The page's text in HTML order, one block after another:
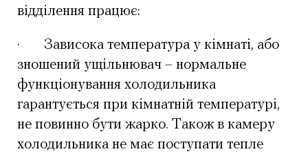
відділення працює:
·
Зависока температура у кімнаті, або
зношений ущільнювач – нормальне
функціонування холодильника
гарантується при кімнатній температурі,
не повинно бути жарко. Також в камеру
холодильника не має поступати тепле